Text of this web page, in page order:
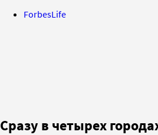
ForbesLife
Сразу в четырех